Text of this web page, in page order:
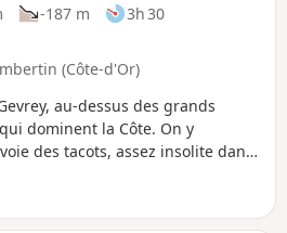
-187 m
3h 30
(Côte-d'Or)
au-dessus des grands
dominent la Côte. On y
des tacots, assez insolite dans
les dessus de la combe